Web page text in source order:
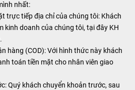
nhất:
trực tiếp địa chỉ của chúng tôi: Khách
kinh doanh của chúng tôi, tại đây KH
hàng (COD): Với hình thức này khách
toán tiền mặt cho nhân viên giao
Quý khách chuyển khoản trước, sau